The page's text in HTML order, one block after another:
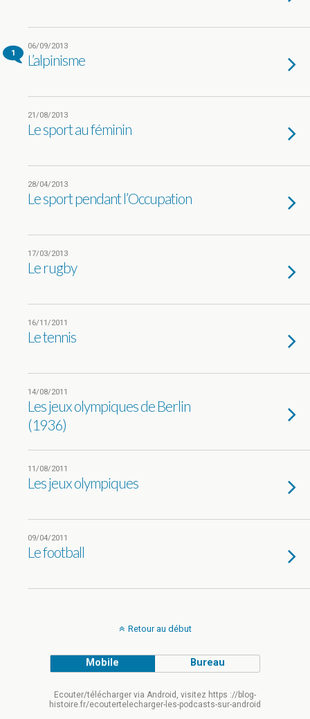
1
06/09/2013
L’alpinisme
21/08/2013
Le sport au féminin
28/04/2013
Le sport pendant l’Occupation
17/03/2013
Le rugby
16/11/2011
Le tennis
14/08/2011
Les jeux olympiques de Berlin
(1936)
11/08/2011
Les jeux olympiques
09/04/2011
Le football
Retour au début
Mobile Bureau
Ecouter/télécharger via Android, visitez https ://blog-
histoire.fr/ecoutertelecharger-les-podcasts-sur-android